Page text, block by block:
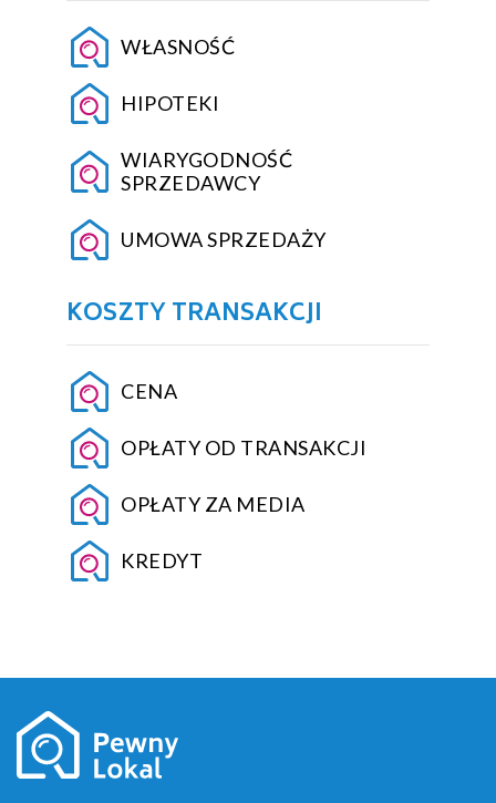
WŁASNOŚĆ
HIPOTEKI
WIARYGODNOŚĆ
SPRZEDAWCY
UMOWA SPRZEDAŻY
KOSZTY TRANSAKCJI
CENA
OPŁATY OD TRANSAKCJI
OPŁATY ZA MEDIA
KREDYT